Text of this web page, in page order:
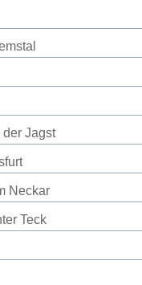
der Jagst
Neckar
Teck